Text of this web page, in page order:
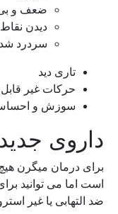
ضعف و
دیدن
سردرد
تاری دید
حرکات غیر
سوزش و
داروی
برای درمان میگرن
است اما می توانید
ضد التهابی یا غیر